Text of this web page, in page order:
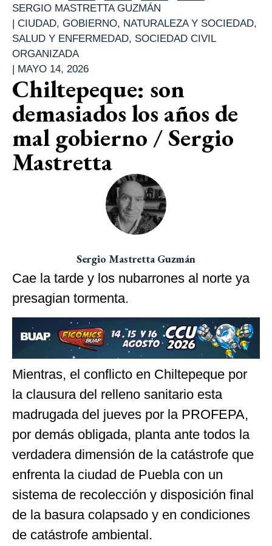
SERGIO MASTRETTA GUZMÁN
CIUDAD, GOBIERNO, NATURALEZA Y SOCIEDAD,
SALUD Y ENFERMEDAD, SOCIEDAD CIVIL
ORGANIZADA
MAYO 14, 2026
Chiltepeque: son
demasiados los años de
mal gobierno / Sergio
Mastretta
Sergio Mastretta Guzmán
Cae la tarde y los nubarrones al norte ya
presagian tormenta.
Mientras, el conflicto en Chiltepeque por
la clausura del relleno sanitario esta
madrugada del jueves por la PROFEPA,
por demás obligada, planta ante todos la
verdadera dimensión de la catástrofe que
enfrenta la ciudad de Puebla con un
sistema de recolección y disposición final
de la basura colapsado y en condiciones
de catástrofe ambiental.